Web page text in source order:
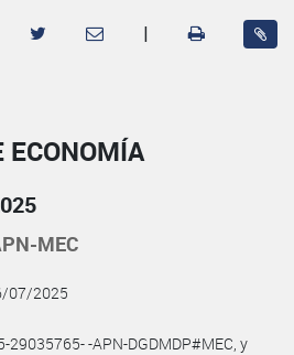
|
ECONOMÍA
MEC
07/2025
29035765- -APN-DGDMDP#MEC, y